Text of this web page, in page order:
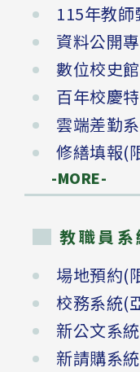
115年教師
資料公開
數位校史館
百年校慶
雲端差勤
修繕填報(
-MORE-
教職員系
場地預約(
校務系統(
新公文系統
新請購系統